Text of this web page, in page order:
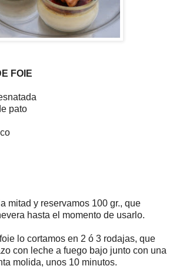
FOIE
pato
mitad y reservamos 100 gr., que
hasta el momento de usarlo.
lo cortamos en 2 ó 3 rodajas, que
con leche a fuego bajo junto con una
molida, unos 10 minutos.